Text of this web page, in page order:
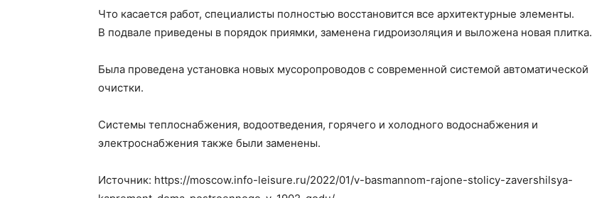
Что касается работ, специалисты полностью восстановится все архитектурные элементы.
В подвале приведены в порядок приямки, заменена гидроизоляция и выложена новая плитка.
Была проведена установка новых мусоропроводов с современной системой автоматической
очистки.
Системы теплоснабжения, водоотведения, горячего и холодного водоснабжения и
электроснабжения также были заменены.
Источник: https://moscow.info-leisure.ru/2022/01/v-basmannom-rajone-stolicy-zavershilsya-